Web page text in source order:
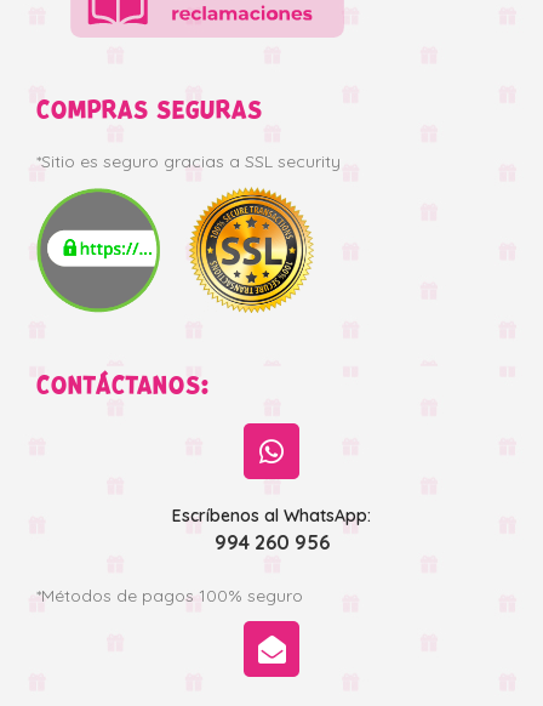
COMPRAS SEGURAS
*Sitio es seguro gracias a SSL security
CONTÁCTANOS:
Escríbenos al WhatsApp:
994 260 956
*Métodos de pagos 100% seguro